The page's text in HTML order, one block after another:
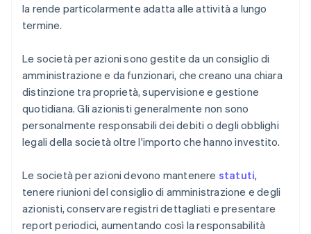
la rende particolarmente adatta alle attività a lungo
termine.
Le società per azioni sono gestite da un consiglio di
amministrazione e da funzionari, che creano una chiara
distinzione tra proprietà, supervisione e gestione
quotidiana. Gli azionisti generalmente non sono
personalmente responsabili dei debiti o degli obblighi
legali della società oltre l'importo che hanno investito.
Le società per azioni devono mantenere statuti,
tenere riunioni del consiglio di amministrazione e degli
azionisti, conservare registri dettagliati e presentare
report periodici, aumentando così la responsabilità